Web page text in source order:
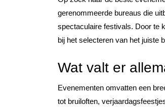
gerenommeerde bureaus die
spectaculaire festivals. Door te
bij het selecteren van het juiste
Wat valt er
Evenementen omvatten een
tot bruiloften,